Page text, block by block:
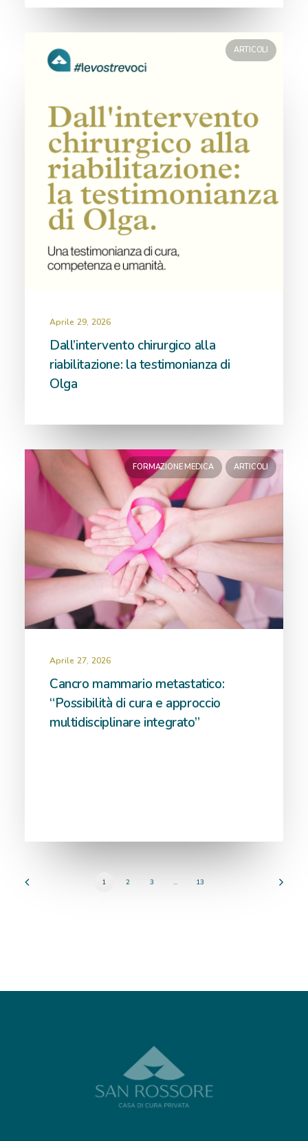
ARTICOLI
Aprile 29, 2026
Dall’intervento chirurgico alla
riabilitazione: la testimonianza di
Olga
FORMAZIONE MEDICA ARTICOLI
Aprile 27, 2026
Cancro mammario metastatico:
“Possibilità di cura e approccio
multidisciplinare integrato”
1 2 3 … 13